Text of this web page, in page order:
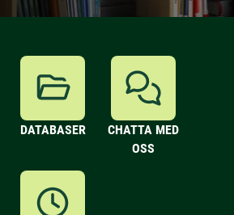
DATABASER
CHATTA MED
OSS